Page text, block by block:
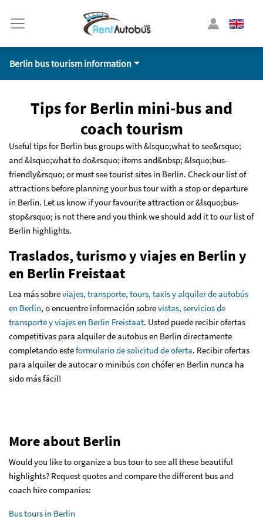
Berlin bus tourism information
Tips for Berlin mini-bus and
coach tourism
Useful tips for Berlin bus groups with &lsquo;what to see&rsquo;
and &lsquo;what to do&rsquo; items and&nbsp; &lsquo;bus-
friendly&rsquo; or must see tourist sites in Berlin. Check our list of
attractions before planning your bus tour with a stop or departure
in Berlin. Let us know if your favourite attraction or &lsquo;bus-
stop&rsquo; is not there and you think we should add it to our list of
Berlin highlights.
Traslados, turismo y viajes en Berlin y
en Berlin Freistaat
Lea más sobreviajes, transporte, tours, taxis y alquiler de autobús
en Berlin, o encuentre información sobrevistas, servicios de
transporte y viajes en Berlin Freistaat. Usted puede recibir ofertas
competitivas para alquiler de autobus en Berlin directamente
completando esteformulario de solicitud de oferta. Recibir ofertas
para alquiler de autocar o minibús con chófer en Berlin nunca ha
sido más fácil!
More about Berlin
Would you like to organize a bus tour to see all these beautiful
highlights? Request quotes and compare the different bus and
coach hire companies:
Bus tours in Berlin